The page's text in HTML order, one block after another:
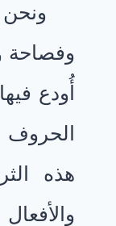
وفصاحة
أُودع
الحروف
هذه